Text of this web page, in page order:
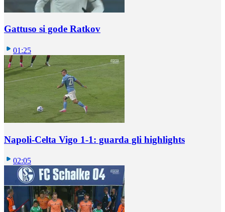
Gattuso si gode Ratkov
01:25
Napoli-Celta Vigo 1-1: guarda gli highlights
02:05